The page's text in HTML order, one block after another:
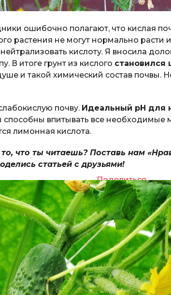
ошибочно полагают, что кислая
растения не могут нормально расти
кислоту. Я вносила
В итоге грунт из кислого
и такой химический состав почвы.
почву. Идеальный рН для
способны впитывать все необходимые
лимонная кислота.
то, что ты читаешь? Поставь нам
статьей с друзьями!
Поделиться